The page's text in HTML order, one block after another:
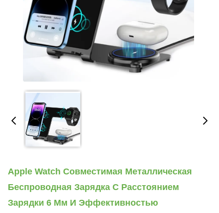
Apple Watch Совместимая Металлическая
Беспроводная Зарядка С Расстоянием
Зарядки 6 Мм И Эффективностью